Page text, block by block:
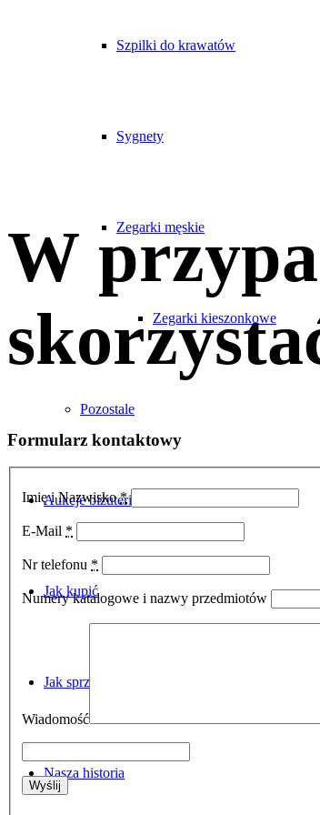
Szpilki do krawatów
Sygnety
Zegarki męskie
Zegarki kieszonkowe
Pozostale
Aukcje biżuterii
Jak kupić
Jak sprzedać
Nasza historia
W
Formularz kontaktowy
Imię i Nazwisko*
E-Mail *
Nr telefonu *
Numery katalogowe i nazwy przedmiotów
Wiadomość